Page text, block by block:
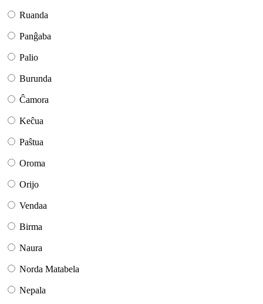
Ruanda
Panĝaba
Palio
Burunda
Ĉamora
Keĉua
Paŝtua
Oroma
Orijo
Vendaa
Birma
Naura
Norda Matabela
Nepala